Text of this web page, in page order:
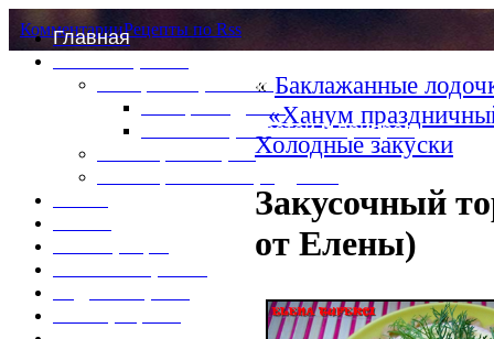
Главная
Специи и пряности
Специи и диета
Каталог пряностей и приправ
Таблица калорий
КомментарииРецепты по Rss
«Баклажанные
«Ханум
Холодные закуски
Закусочный
от Елены)